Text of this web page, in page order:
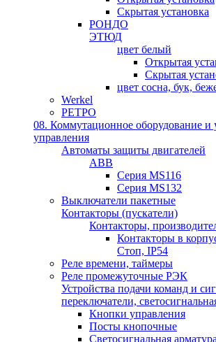
Скрытая установка
РОНДО
ЭТЮД
цвет белый
Открытая
Скрытая
цвет сосна, бук,
Werkel
РЕТРО
08. Коммутационное оборудование и
управления
Автоматы защиты двигателей
ABB
Серия MS116
Серия MS132
Выключатели пакетные
Контакторы (пускатели)
Контакторы,
Контакторы в
Стоп, IP54
Реле времени, таймеры
Реле промежуточные РЭК
Устройства подачи команд и
переключатели,
Кнопки управления
Посты кнопочные
Светосигнальная арматура